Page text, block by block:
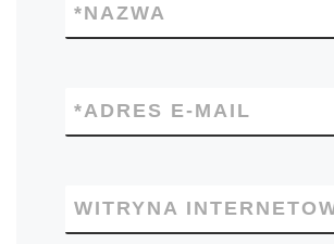
NAZWA
*
ADRES E-MAIL
*
WITRYNA